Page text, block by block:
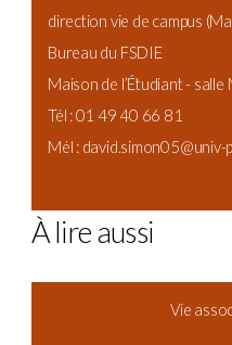
direction vie de campus
Bureau du FSDIE
Maison de l’Étudiant - salle
Tél : 01 49 40 66 81
Mél : david.simon05@univ-
À lire aussi
Vie